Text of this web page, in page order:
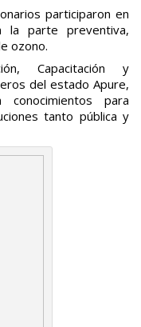
participaron en
la parte preventiva,
ozono.
Capacitación y
del estado Apure,
para
tanto pública y